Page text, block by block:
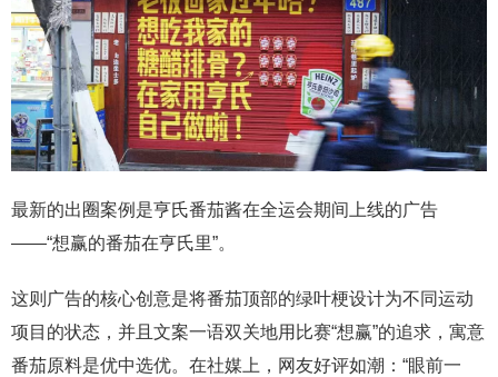
最新的出圈案例是亨氏番茄酱在全运会期间上线的广告
——“想赢的番茄在亨氏里”。
这则广告的核心创意是将番茄顶部的绿叶梗设计为不同运动
项目的状态，并且文案一语双关地用比赛“想赢”的追求，寓意
番茄原料是优中选优。在社媒上，网友好评如潮：“眼前一